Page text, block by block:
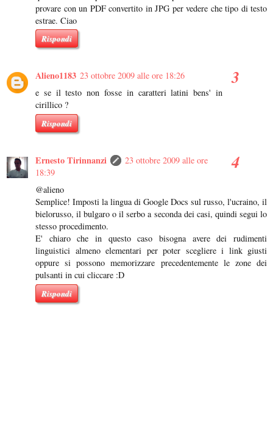
provare con un PDF convertito in JPG per vedere che tipo di testo
estrae. Ciao
Rispondi
Alieno1183 23 ottobre 2009 alle ore 18:26
e se il testo non fosse in caratteri latini bens' in
cirillico ?
Rispondi
Ernesto Tirinnanzi
23 ottobre 2009 alle ore
18:39
@alieno
Semplice! Imposti la lingua di Google Docs sul russo, l'ucraino, il
bielorusso, il bulgaro o il serbo a seconda dei casi, quindi segui lo
stesso procedimento.
E' chiaro che in questo caso bisogna avere dei rudimenti
linguistici almeno elementari per poter scegliere i link giusti
oppure si possono memorizzare precedentemente le zone dei
pulsanti in cui cliccare :D
Rispondi